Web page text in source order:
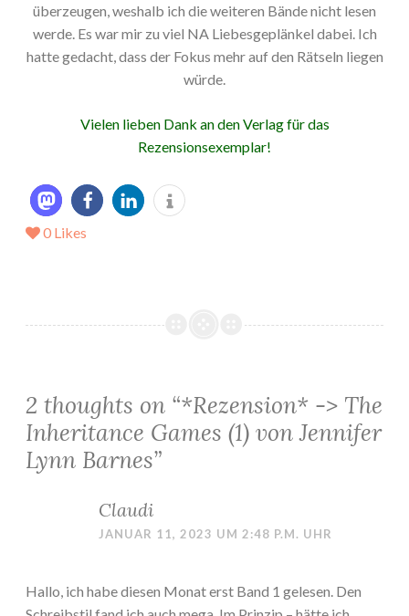
überzeugen, weshalb ich die weiteren Bände nicht lesen
werde. Es war mir zu viel NA Liebesgeplänkel dabei. Ich
hatte gedacht, dass der Fokus mehr auf den Rätseln liegen
würde.
Vielen lieben Dank an den Verlag für das
Rezensionsexemplar!
0 Likes
2 thoughts on “*Rezension* -> The
Inheritance Games (1) von Jennifer
Lynn Barnes”
Claudi
JANUAR 11, 2023 UM 2:48 P.M. UHR
Hallo, ich habe diesen Monat erst Band 1 gelesen. Den